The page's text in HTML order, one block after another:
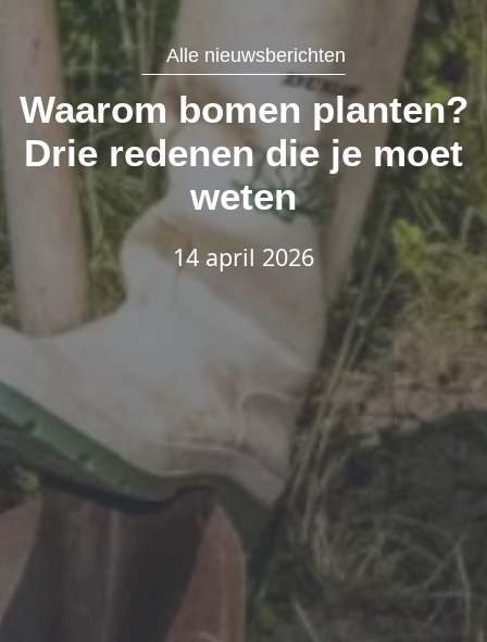
Alle nieuwsberichten
Waarom bomen planten?
Drie redenen die je moet
weten
14 april 2026